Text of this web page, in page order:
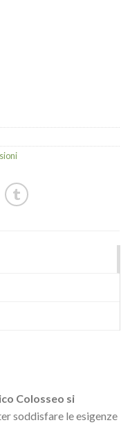
Colosseo si
soddisfare le esigenze